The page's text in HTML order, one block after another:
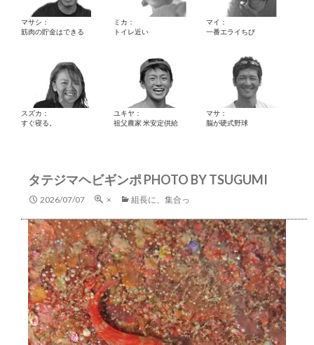
マサシ：
筋肉の貯金はできる
ミカ：
トイレ近い
マイ：
一番エライちび
スズカ：
すぐ寝る。
ユキヤ：
祖父農家 米安定供給
マサ：
脳が硬式野球
タテジマヘビギンポ PHOTO BY TSUGUMI
2026/07/07 × 組長に、集合っ